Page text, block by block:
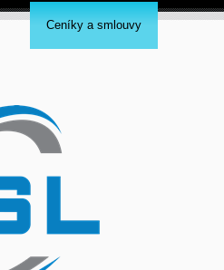
Ceníky a smlouvy